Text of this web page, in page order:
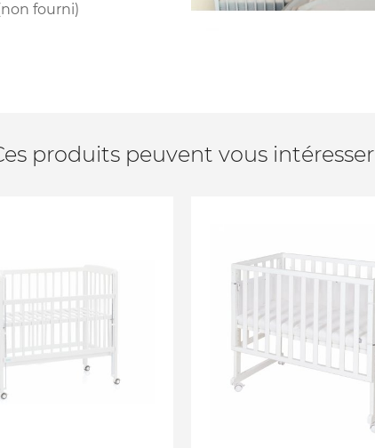
fourni)
produits peuvent vous intéresser